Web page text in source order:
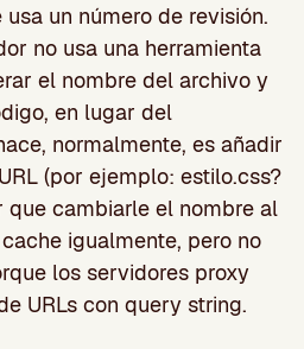
usa un número de revisión.
no usa una herramienta
el nombre del archivo y
en lugar del
normalmente, es añadir
(por ejemplo: estilo.css?
que cambiarle el nombre al
igualmente, pero no
los servidores proxy
URLs con query string.